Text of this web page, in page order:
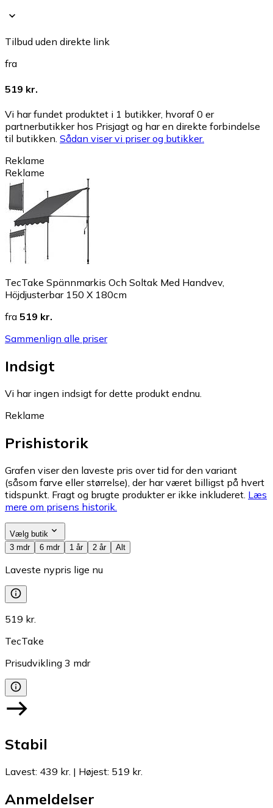
Tilbud uden direkte link
fra
519 kr.
Vi har fundet produktet i 1 butikker, hvoraf 0 er
partnerbutikker hos Prisjagt og har en direkte forbindelse
til butikken. Sådan viser vi priser og butikker.
Reklame
Reklame
TecTake Spännmarkis Och Soltak Med Handvev,
Höjdjusterbar 150 X 180cm
fra 519 kr.
Sammenlign alle priser
Indsigt
Vi har ingen indsigt for dette produkt endnu.
Reklame
Prishistorik
Grafen viser den laveste pris over tid for den variant
(såsom farve eller størrelse), der har været billigst på hvert
tidspunkt. Fragt og brugte produkter er ikke inkluderet. Læs
mere om prisens historik.
Vælg butik
3 mdr
6 mdr 1 år 2 år Alt
Laveste nypris lige nu
519 kr.
TecTake
Prisudvikling 3 mdr
Stabil
Lavest: 439 kr. | Højest: 519 kr.
Anmeldelser